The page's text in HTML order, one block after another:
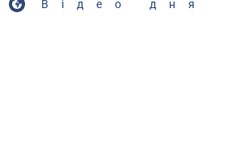
Відео дня